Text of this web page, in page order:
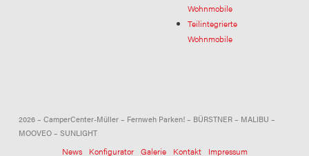
Wohnmobile
Teilintegrierte
Wohnmobile
2026 – CamperCenter-Müller – Fernweh Parken! – BÜRSTNER – MALIBU –
MOOVEO – SUNLIGHT
News Konfigurator Galerie Kontakt
Impressum